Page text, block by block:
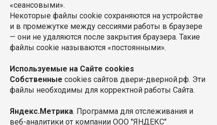
«сеансовыми».
Некоторые файлы cookie сохраняются на устройстве
и в промежутке между сессиями работы в браузере
— они не удаляются после закрытия браузера. Такие
файлы cookie называются «постоянными».
Используемые на Сайте cookies
Собственные cookies сайтов двери-дверной.рф. Эти
файлы необходимы для корректной работы Сайта.
Яндекс.Метрика. Программа для отслеживания и
веб-аналитики от компании ООО "ЯНДЕКС"